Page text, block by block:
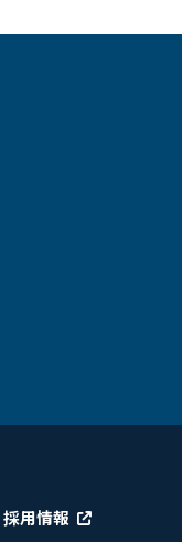
採用情報